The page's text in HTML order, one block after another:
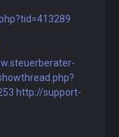
http://support-